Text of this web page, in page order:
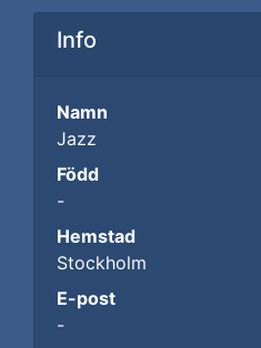
Info
Namn
Jazz
Född
-
Hemstad
Stockholm
E-post
-